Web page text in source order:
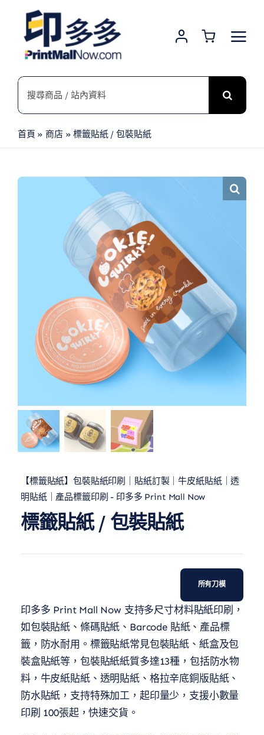
content
搜
果：
首頁 » 商店»標籤貼紙 / 包裝貼紙
【標籤貼紙】包裝貼紙印刷｜貼紙訂製｜牛皮紙貼紙｜透
明貼紙｜產品標籤印刷 - 印多多 Print Mall Now
標籤貼紙 / 包裝貼紙
所有刀模
印多多 Print Mall Now 支持多尺寸材料貼紙印刷，
如包裝貼紙、條碼貼紙、Barcode 貼紙、產品標
籤，防水耐用。標籤貼紙常見包裝貼紙、紙盒及包
裝盒貼紙等，包裝貼紙紙質多達13種，包括防水物
料，牛皮紙貼紙、透明貼紙、格拉辛底銅版貼紙、
防水貼紙，支持特殊加工，起印量少，支援小數量
印刷 100張起，快速交貨。